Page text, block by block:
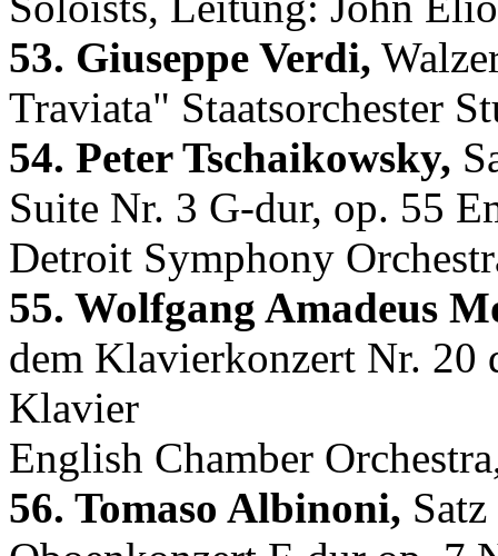
53. Giuseppe Verdi,
Traviata" Staatsorchester
54. Peter Tschaikowsky,
Suite Nr. 3 G-dur, op. 55
Detroit Symphony
55. Wolfgang Amadeus
dem Klavierkonzert Nr.
Klavier
English Chamber
56. Tomaso Albinoni,